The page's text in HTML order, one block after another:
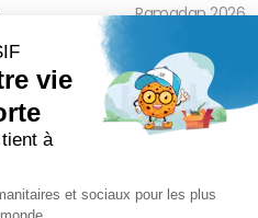
Ramadan 2026
Intérêts Bancaires
Parrainage Individuel
Réseaux sociaux